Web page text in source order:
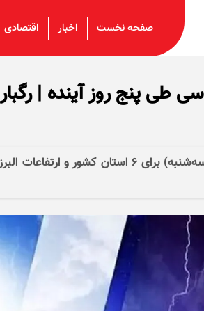
صفحه نخست اخبار اقتصادی
سازمان هواشناسی امروز (سه‌شنبه) برای ۶